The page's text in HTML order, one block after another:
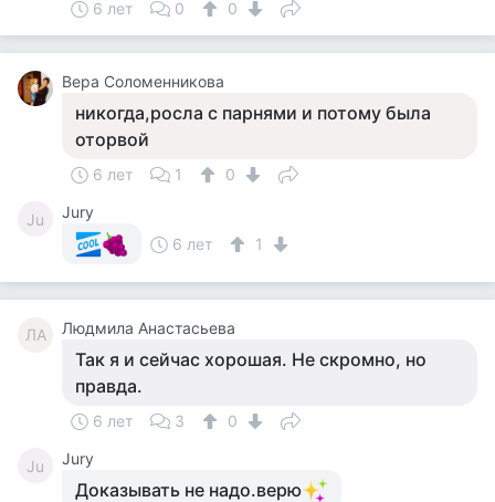
6 лет 0 0
Вера Соломенникова
никогда,росла с парнями и потому была
оторвой
6 лет 1 0
Ju
Jury
6 лет
1
ЛА Людмила Анастасьева
Так я и сейчас хорошая. Не скромно, но
правда.
6 лет 3 0
Ju Jury
Доказывать не надо.верю